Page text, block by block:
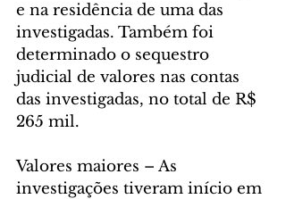
e na residência de uma das
investigadas. Também foi
determinado o sequestro
judicial de valores nas contas
das investigadas, no total de R$
265 mil.
Valores maiores – As
investigações tiveram início em